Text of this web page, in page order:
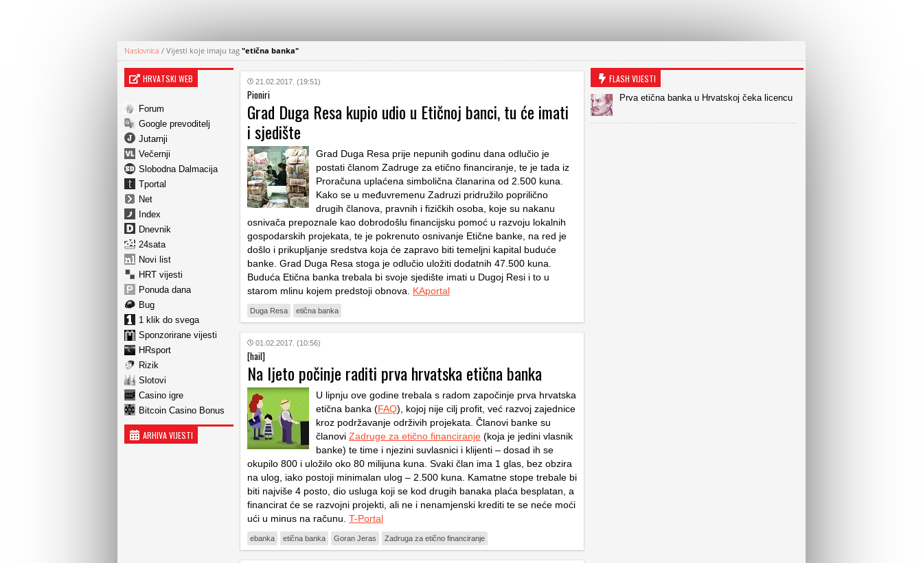
Naslovnica / Vijesti koje imaju tag "etična banka"
HRVATSKI WEB
Forum
Google prevoditelj
Jutarnji
Večernji
Slobodna Dalmacija
Tportal
Net
Index
Dnevnik
24sata
Novi list
HRT vijesti
Ponuda dana
Bug
1 klik do svega
Sponzorirane vijesti
HRsport
Rizik
Slotovi
Casino igre
Bitcoin Casino Bonus
ARHIVA VIJESTI
21.02.2017. (19:51)
Pioniri
Grad Duga Resa kupio udio u Etičnoj banci, tu će imati
i sjedište
Grad Duga Resa prije nepunih godinu dana odlučio je
postati članom Zadruge za etično financiranje, te je tada iz
Proračuna uplaćena simbolična članarina od 2.500 kuna.
Kako se u međuvremenu Zadruzi pridružilo poprilično
drugih članova, pravnih i fizičkih osoba, koje su nakanu
osnivača prepoznale kao dobrodošlu financijsku pomoć u razvoju lokalnih
gospodarskih projekata, te je pokrenuto osnivanje Etične banke, na red je
došlo i prikupljanje sredstva koja će zapravo biti temeljni kapital buduće
banke. Grad Duga Resa stoga je odlučio uložiti dodatnih 47.500 kuna.
Buduća Etična banka trebala bi svoje sjedište imati u Dugoj Resi i to u
starom mlinu kojem predstoji obnova. KAportal
Duga Resa etična banka
01.02.2017. (10:56)
[hail]
Na ljeto počinje raditi prva hrvatska etična banka
U lipnju ove godine trebala s radom započinje prva hrvatska
etična banka (FAQ), kojoj nije cilj profit, već razvoj zajednice
kroz podržavanje održivih projekata. Članovi banke su
članovi Zadruge za etično financiranje (koja je jedini vlasnik
banke) te time i njezini suvlasnici i klijenti – dosad ih se
okupilo 800 i uložilo oko 80 milijuna kuna. Svaki član ima 1 glas, bez obzira
na ulog, iako postoji minimalan ulog – 2.500 kuna. Kamatne stope trebale bi
biti najviše 4 posto, dio usluga koji se kod drugih banaka plaća besplatan, a
financirat će se razvojni projekti, ali ne i nenamjenski krediti te se neće moći
ući u minus na računu. T-Portal
ebanka etična banka Goran Jeras Zadruga za etično financiranje
FLASH VIJESTI
Prva etična banka u Hrvatskoj čeka licencu